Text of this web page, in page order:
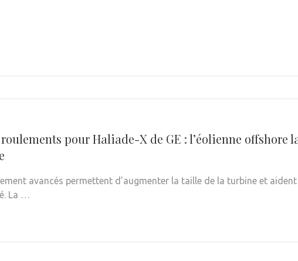
pour Haliade-X de GE : l’éolienne offshore
avancés permettent d’augmenter la taille de la turbine et
La …